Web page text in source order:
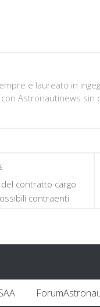
e laureato in
Astronautinews
del contratto cargo
contraenti